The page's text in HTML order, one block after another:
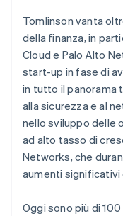
Verifica online
Stripe
Scopri come
Guarda ora
Tomlinson vanta
della finanza, in
Cloud e Palo Alto
start-up in fase di
in tutto il panorama
alla sicurezza e al
nello sviluppo delle
ad alto tasso di
Networks, che
aumenti significativi
Oggi sono più di
Finlandia
EnglishSvenska
Francia
Français English
Germania
DeutschEnglish
Giappone
日本語English
Gibilterra
English
Grecia
English
English